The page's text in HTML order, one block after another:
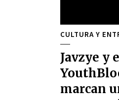
CULTURA Y
Javzye y
marcan